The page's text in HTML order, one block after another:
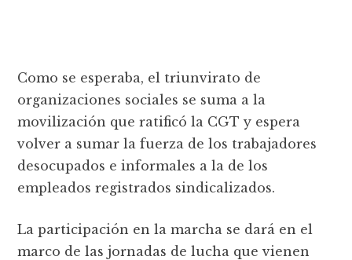
Como se esperaba, el triunvirato de
organizaciones sociales se suma a la
movilización que ratificó la CGT y espera
volver a sumar la fuerza de los trabajadores
desocupados e informales a la de los
empleados registrados sindicalizados.
La participación en la marcha se dará en el
marco de las jornadas de lucha que vienen